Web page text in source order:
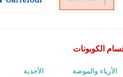
الكوبونات
الأزياء والموضة الأحذية